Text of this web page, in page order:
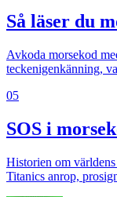
Så läser du
Avkoda morsekod
teckenigenkänning,
05
SOS i
Historien om
Titanics anrop,